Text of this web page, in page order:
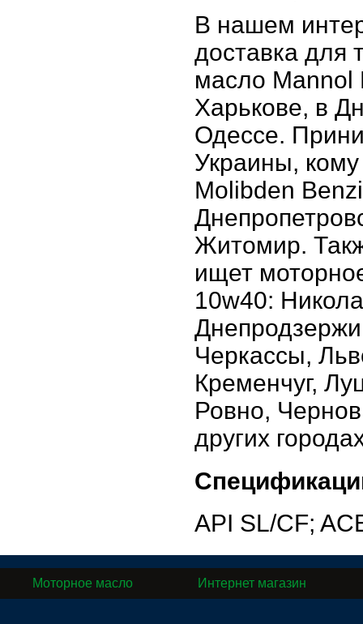
В нашем
доставка для
масло Mannol
Харькове, в
Одессе.
Украины,
Molibden
Житомир.
ищет
10w40:
Черкассы,
Кременчуг,
Ровно,
других
API SL/CF;
Моторное масло Интернет магазин